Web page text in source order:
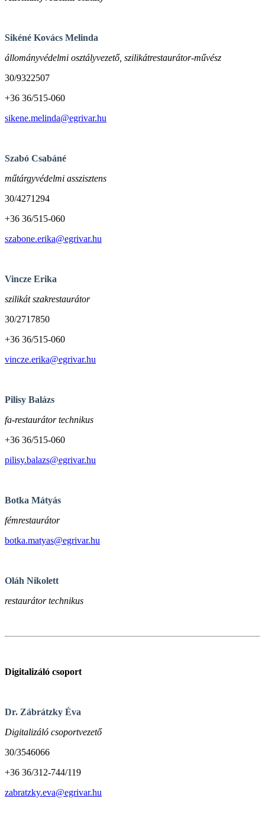
Sikéné Kovács Melinda
állományvédelmi osztályvezető, szilikátrestaurátor-művész
30/9322507
+36 36/515-060
sikene.melinda@egrivar.hu
Szabó Csabáné
műtárgyvédelmi asszisztens
30/4271294
+36 36/515-060
szabone.erika@egrivar.hu
Vincze Erika
szilikát szakrestaurátor
30/2717850
+36 36/515-060
vincze.erika@egrivar.hu
Pilisy Balázs
fa-restaurátor technikus
+36 36/515-060
pilisy.balazs@egrivar.hu
Botka Mátyás
fémrestaurátor
botka.matyas@egrivar.hu
Oláh Nikolett
restaurátor technikus
Digitalizáló csoport
Dr. Zábrátzky Éva
Digitalizáló csoportvezető
30/3546066
+36 36/312-744/119
zabratzky.eva@egrivar.hu